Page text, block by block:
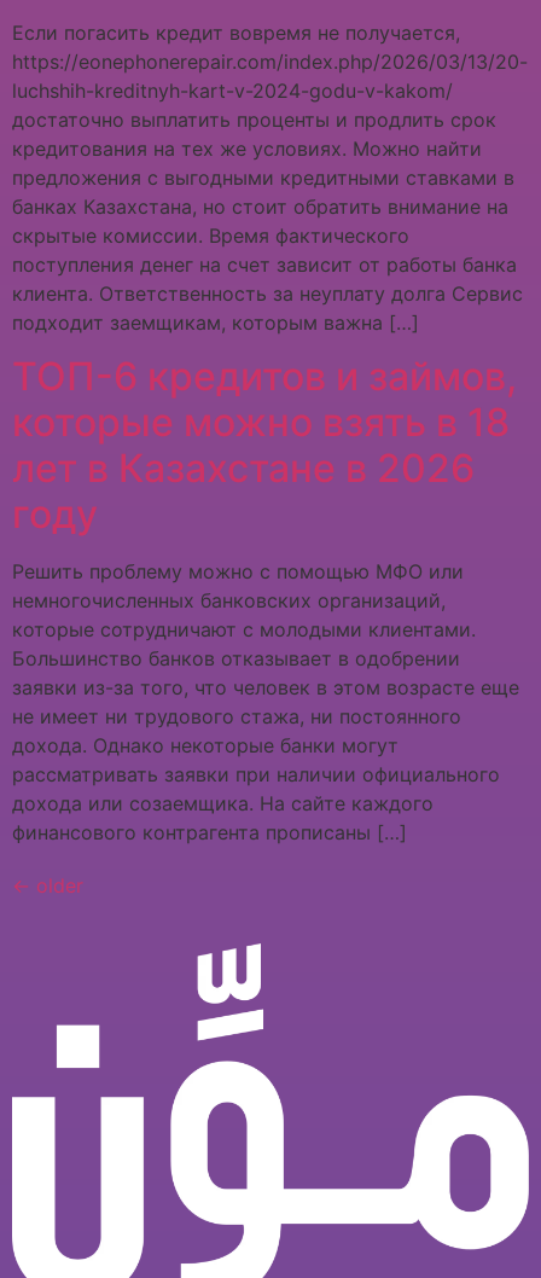
Если погасить кредит вовремя не получается,
https://eonephonerepair.com/index.php/2026/03/13/20-
luchshih-kreditnyh-kart-v-2024-godu-v-kakom/
достаточно выплатить проценты и продлить срок
кредитования на тех же условиях. Можно найти
предложения с выгодными кредитными ставками в
банках Казахстана, но стоит обратить внимание на
скрытые комиссии. Время фактического
поступления денег на счет зависит от работы банка
клиента. Ответственность за неуплату долга Сервис
подходит заемщикам, которым важна […]
ТОП-6 кредитов и займов,
которые можно взять в 18
лет в Казахстане в 2026
году
Решить проблему можно с помощью МФО или
немногочисленных банковских организаций,
которые сотрудничают с молодыми клиентами.
Большинство банков отказывает в одобрении
заявки из-за того, что человек в этом возрасте еще
не имеет ни трудового стажа, ни постоянного
дохода. Однако некоторые банки могут
рассматривать заявки при наличии официального
дохода или созаемщика. На сайте каждого
финансового контрагента прописаны […]
← older